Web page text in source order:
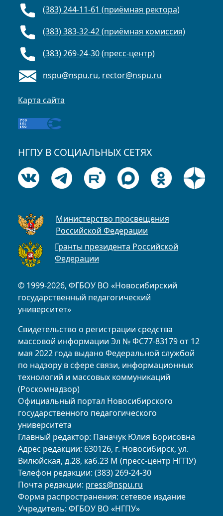
© 1999-2026, ФГБОУ ВО «Новосибирский
государственный педагогический
университет»
Свидетельство о регистрации средства
массовой информации Эл № ФС77-83179 от 12
мая 2022 года выдано Федеральной службой
по надзору в сфере связи, информационных
технологий и массовых коммуникаций
(Роскомнадзор)
Официальный портал Новосибирского
государственного педагогического
университета
Главный редактор: Паначук Юлия Борисовна
Адрес редакции: 630126, г. Новосибирск, ул.
Вилюйская, д.28, каб.23 М (пресс-центр НГПУ)
Телефон редакции: (383) 269-24-30
Почта редакции: press@nspu.ru
Форма распространения: сетевое издание
Учредитель: ФГБОУ ВО «НГПУ»
(383) 244-11-61 (приёмная ректора)
(383) 383-32-42 (приёмная комиссия)
(383) 269-24-30 (пресс-центр)
nspu@nspu.ru, rector@nspu.ru
Карта сайта
НГПУ В СОЦИАЛЬНЫХ СЕТЯХ
Министерство просвещения
Российской Федерации
Гранты президента Российской
Федерации